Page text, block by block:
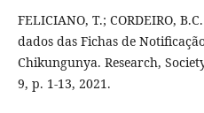
FELICIANO, T.; CORDEIRO,
dados das Fichas de
Chikungunya. Research,
9, p. 1-13, 2021.